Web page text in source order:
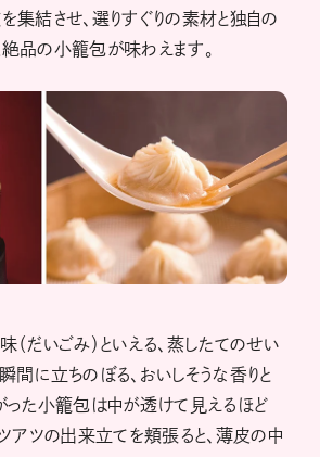
集結させ、選りすぐりの素材と独自の
品の小籠包が味わえます。
だいごみ）といえる、蒸したてのせい
間に立ちのぼる、おいしそうな香りと
った小籠包は中が透けて見えるほど
ツアツの出来立てを頬張ると、薄皮の中